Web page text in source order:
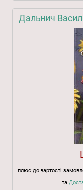
Дальнич
плюс до вартості
та